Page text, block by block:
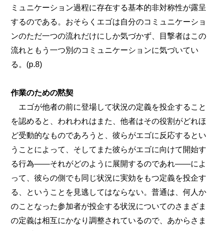
ミュニケーション過程に存在する基本的非対称性が露呈
するのである。おそらくエゴは自分のコミュニケーショ
ンのただ一つの流れだけにしか気づかず、目撃者はこの
流れともう一つ別のコミュニケーションに気づいてい
る。(p.8)
作業のための黙契
エゴが他者の前に登場して状況の定義を投企すること
を認めると、われわれはまた、他者はその役割がどれほ
ど受動的なものであろうと、彼らがエゴに反応するとい
うことによって、そしてまた彼らがエゴに向けて開始す
る行為――それがどのように展開するのであれ――によ
って、彼らの側でも同じ状況に実効をもつ定義を投企す
る、ということを見逃してはならない。普通は、何人か
のことなった参加者が投企する状況についてのさまざま
の定義は相互にかなり調整されているので、あからさま